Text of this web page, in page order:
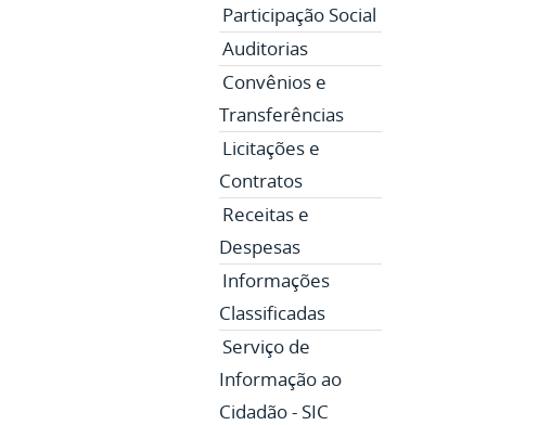
Participação Social
Auditorias
Convênios e
Transferências
Licitações e
Contratos
Receitas e
Despesas
Informações
Classificadas
Serviço de
Informação ao
Cidadão - SIC